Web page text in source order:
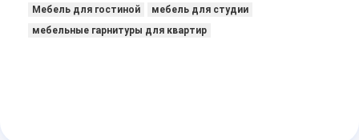
Мебель для гостиной
мебель для студии
мебельные гарнитуры для квартир